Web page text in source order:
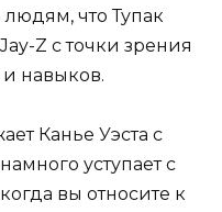
что Тупак
Z с точки зрения
навыков.
Канье Уэста с
уступает с
вы относите к